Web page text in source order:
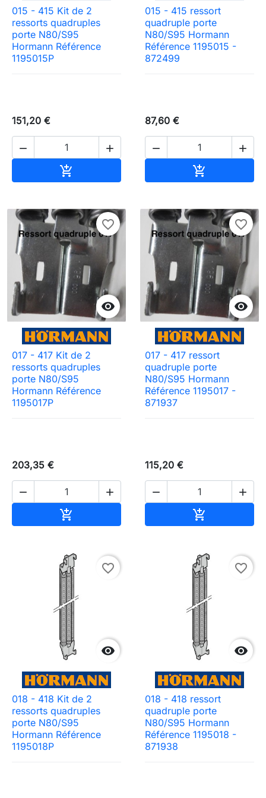
015 - 415 Kit de 2
ressorts quadruples
porte N80/S95
Hormann Référence
1195015P
151,20 €
 

015 - 415 ressort
quadruple porte
N80/S95 Hormann
Référence 1195015 -
872499
87,60 €
 


favorite_border
017 - 417 Kit de 2
ressorts quadruples
porte N80/S95
Hormann Référence
1195017P
203,35 €
 


favorite_border
017 - 417 ressort
quadruple porte
N80/S95 Hormann
Référence 1195017 -
871937
115,20 €
 


favorite_border
018 - 418 Kit de 2
ressorts quadruples
porte N80/S95
Hormann Référence
1195018P

favorite_border
018 - 418 ressort
quadruple porte
N80/S95 Hormann
Référence 1195018 -
871938